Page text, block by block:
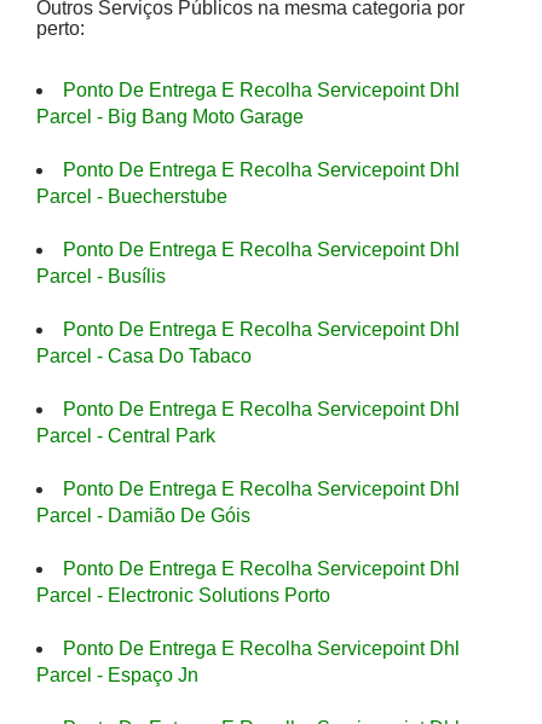
Outros Serviços Públicos na mesma categoria por
perto:
Ponto De Entrega E Recolha Servicepoint Dhl
Parcel - Big Bang Moto Garage
Ponto De Entrega E Recolha Servicepoint Dhl
Parcel - Buecherstube
Ponto De Entrega E Recolha Servicepoint Dhl
Parcel - Busílis
Ponto De Entrega E Recolha Servicepoint Dhl
Parcel - Casa Do Tabaco
Ponto De Entrega E Recolha Servicepoint Dhl
Parcel - Central Park
Ponto De Entrega E Recolha Servicepoint Dhl
Parcel - Damião De Góis
Ponto De Entrega E Recolha Servicepoint Dhl
Parcel - Electronic Solutions Porto
Ponto De Entrega E Recolha Servicepoint Dhl
Parcel - Espaço Jn